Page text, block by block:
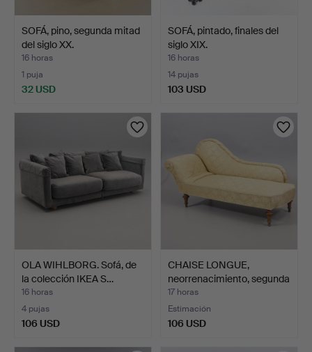
SOFÁ, pino, segunda mitad
del siglo XX.
16 horas
1 puja
32 USD
SOFÁ, pintado, finales del
siglo XIX.
16 horas
14 pujas
103 USD
OLA WIHLBORG. Sofá, de
la colección IKEA S…
16 horas
4 pujas
106 USD
CHAISE LONGUE,
neorrenacimiento, segunda
m…
17 horas
Estimación
106 USD